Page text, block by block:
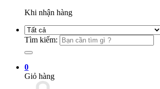
Khi nhận hàng
Tìm kiếm:
0
Giỏ hàng